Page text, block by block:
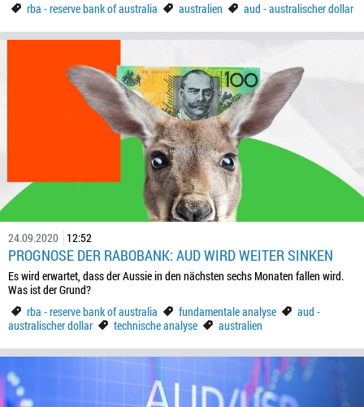
rba - reserve bank of australia
australien aud - australischer dollar
24.09.2020 12:52
PROGNOSE DER RABOBANK: AUD WIRD WEITER SINKEN
Es wird erwartet, dass der Aussie in den nächsten sechs Monaten fallen wird.
Was ist der Grund?
rba - reserve bank of australia
fundamentale analyse
aud -
australischer dollar
technische analyse australien